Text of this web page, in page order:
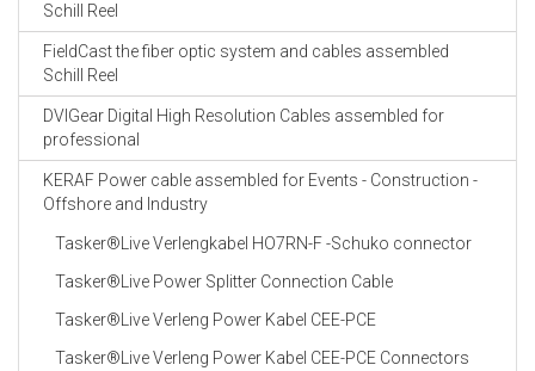
Schill Reel
FieldCast the fiber optic system and cables assembled
Schill Reel
DVIGear Digital High Resolution Cables assembled for
professional
KERAF Power cable assembled for Events - Construction -
Offshore and Industry
Tasker®Live Verlengkabel HO7RN-F -Schuko connector
Tasker®Live Power Splitter Connection Cable
Tasker®Live Verleng Power Kabel CEE-PCE
Tasker®Live Verleng Power Kabel CEE-PCE Connectors